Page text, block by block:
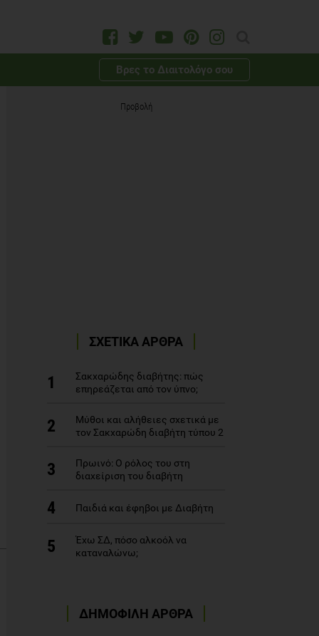
Βρες το Διαιτολόγο σου
Προβολή
ΣΧΕΤΙΚΑ ΑΡΘΡΑ
1
Σακχαρώδης διαβήτης: πώς
επηρεάζεται από τον ύπνο;
2
Μύθοι και αλήθειες σχετικά με
τον Σακχαρώδη διαβήτη τύπου 2
3
Πρωινό: Ο ρόλος του στη
διαχείριση του διαβήτη
4 Παιδιά και έφηβοι με Διαβήτη
5
Έχω ΣΔ, πόσο αλκοόλ να
καταναλώνω;
ΔΗΜΟΦΙΛΗ ΑΡΘΡΑ